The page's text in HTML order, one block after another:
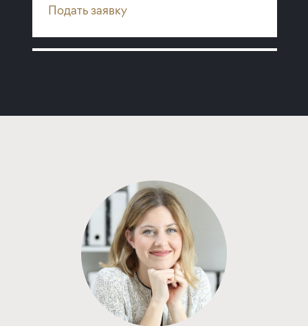
Подать заявку
до 30 лет
платёж
287 379 руб.
Подать заявку
Программа от Сбербанка